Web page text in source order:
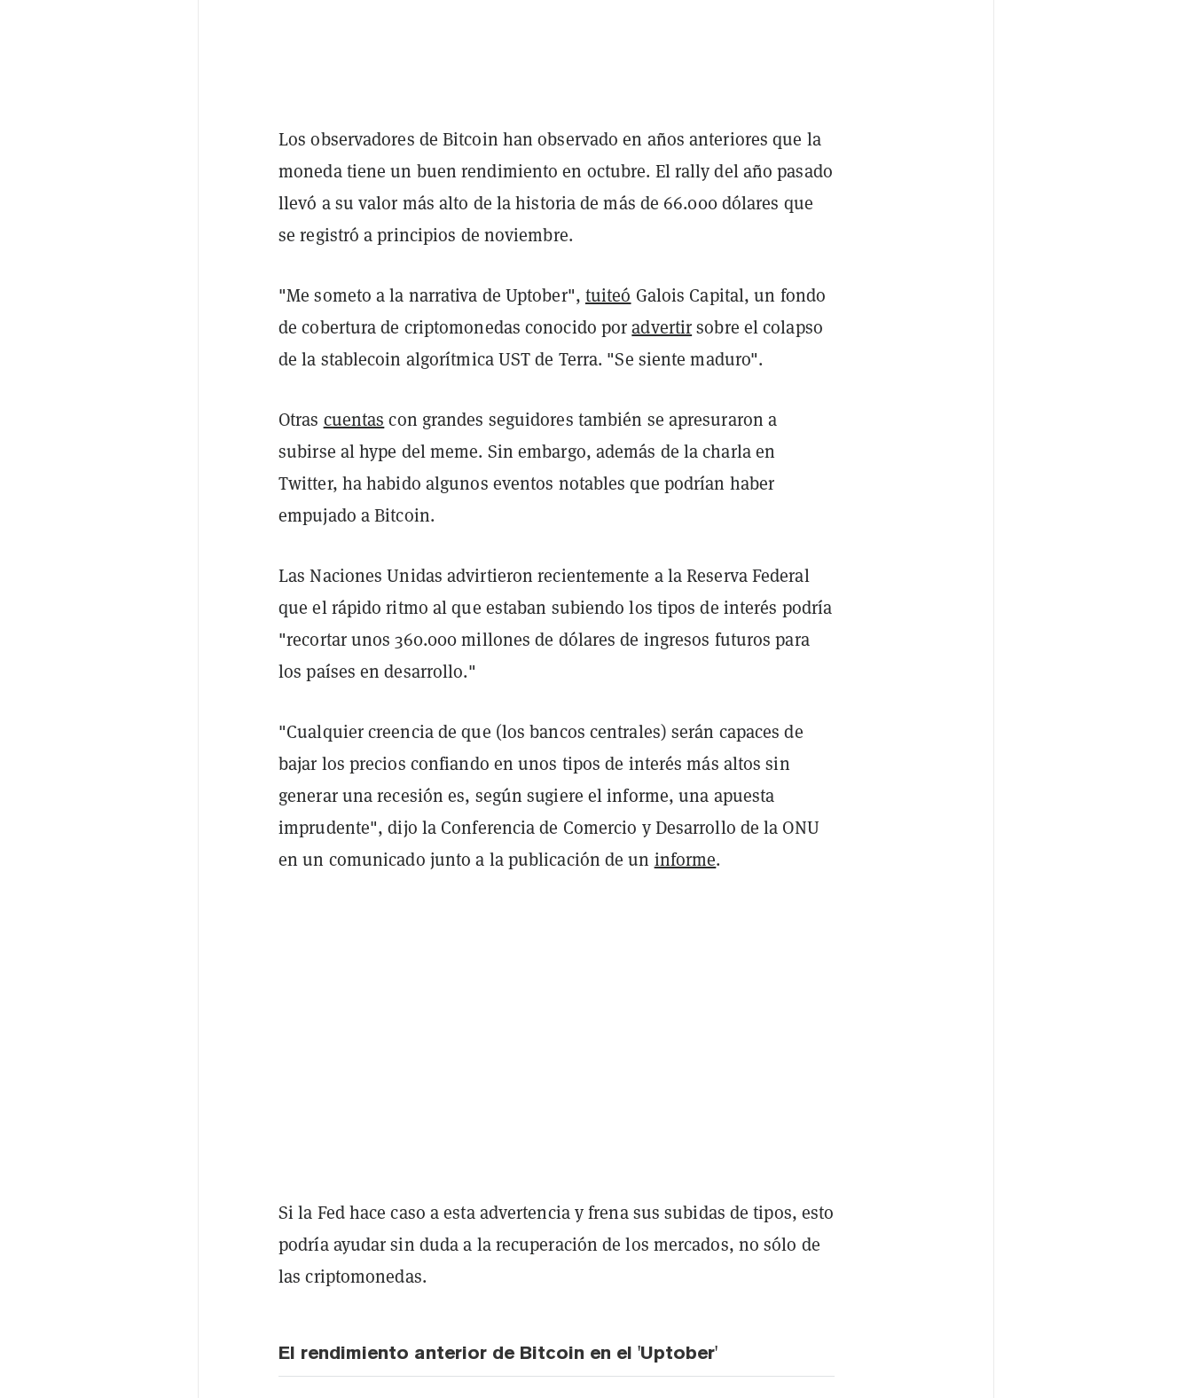
Los observadores de Bitcoin han observado en años anteriores que la
moneda tiene un buen rendimiento en octubre. El rally del año pasado
llevó a su valor más alto de la historia de más de 66.000 dólares que
se registró a principios de noviembre.
"Me someto a la narrativa de Uptober", tuiteó Galois Capital, un fondo
de cobertura de criptomonedas conocido poradvertirsobre el colapso
de la stablecoin algorítmica UST de Terra. "Se siente maduro".
Otras cuentas con grandes seguidores también se apresuraron a
subirse al hype del meme. Sin embargo, además de la charla en
Twitter, ha habido algunos eventos notables que podrían haber
empujado a Bitcoin.
Las Naciones Unidas advirtieron recientemente a la Reserva Federal
que el rápido ritmo al que estaban subiendo los tipos de interés podría
"recortar unos 360.000 millones de dólares de ingresos futuros para
los países en desarrollo."
"Cualquier creencia de que (los bancos centrales) serán capaces de
bajar los precios confiando en unos tipos de interés más altos sin
generar una recesión es, según sugiere el informe, una apuesta
imprudente", dijo la Conferencia de Comercio y Desarrollo de la ONU
en un comunicado junto a la publicación de un informe.
Si la Fed hace caso a esta advertencia y frena sus subidas de tipos, esto
podría ayudar sin duda a la recuperación de los mercados, no sólo de
las criptomonedas.
El rendimiento anterior de Bitcoin en el 'Uptober'